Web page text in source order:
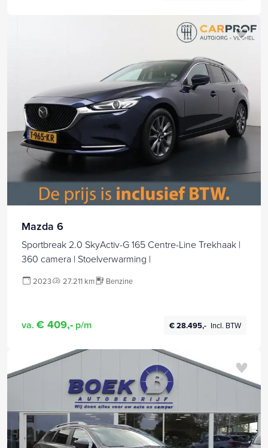
Mazda 6
Sportbreak 2.0 SkyActiv-G 165 Centre-Line Trekhaak |
360 camera | Stoelverwarming |
2023 27.211 km Benzine
va. € 409,- p/m € 28.495,- Incl. BTW